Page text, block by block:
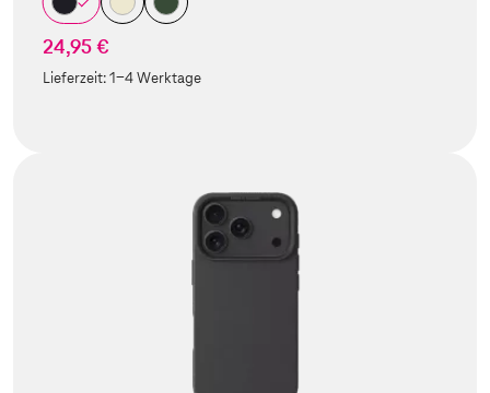
24,95 €
Lieferzeit:1-4 Werktage